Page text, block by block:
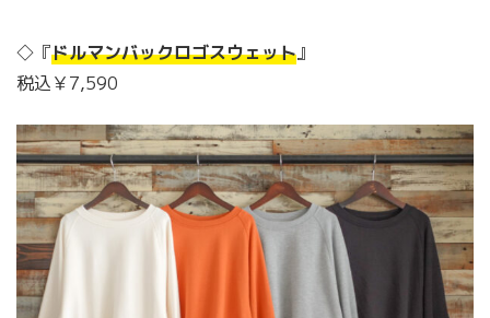
◇『ドルマンバックロゴスウェット』
税込￥7,590